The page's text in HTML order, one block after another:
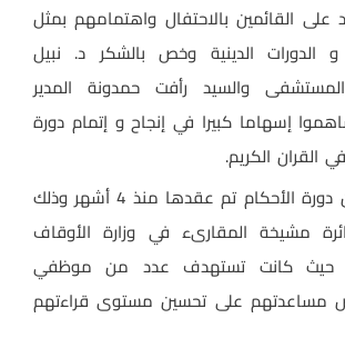
على القائمين بالاحتفال واهتمامهم بمثل
الدورات الدينية وخص بالشكر د. نبيل
والسيد رأفت حمدونة المدير
إسهاما كبيرا في إنجاح و إتمام دورة
القران الكريم.
و الجدير ذكره ان دورة الأحكام تم عقدها منذ 4 أشهر وذلك
مشيخة المقارىء في وزارة الأوقاف
حيث كانت تستهدف عدد من موظفي
مساعدتهم على تحسين مستوى قراءتهم